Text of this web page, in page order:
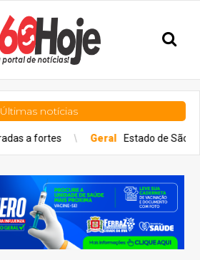
Últimas notícias
Geral Estado de São Paulo confirma